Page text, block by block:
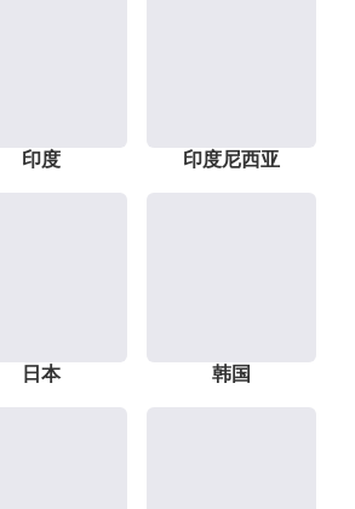
印度 印度尼西亚
日本 韩国